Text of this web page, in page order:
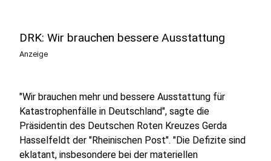
DRK: Wir brauchen bessere Ausstattung
Anzeige
"Wir brauchen mehr und bessere Ausstattung für
Katastrophenfälle in Deutschland", sagte die
Präsidentin des Deutschen Roten Kreuzes Gerda
Hasselfeldt der "Rheinischen Post". "Die Defizite sind
eklatant, insbesondere bei der materiellen